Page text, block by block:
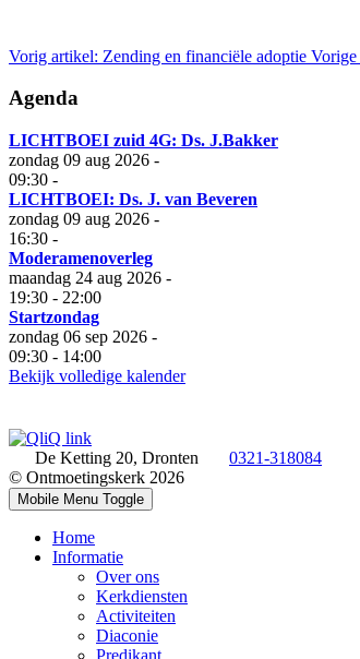
Vorig artikel: Zending en financiële adoptie Vorige
Agenda
LICHTBOEI zuid 4G: Ds. J.Bakker
zondag 09 aug 2026 -
09:30 -
LICHTBOEI: Ds. J. van Beveren
zondag 09 aug 2026 -
16:30 -
Moderamenoverleg
maandag 24 aug 2026 -
19:30 - 22:00
Startzondag
zondag 06 sep 2026 -
09:30 - 14:00
Bekijk volledige kalender
De Ketting 20, Dronten
0321-318084
© Ontmoetingskerk 2026
Mobile Menu Toggle
Home
Informatie
Over ons
Kerkdiensten
Activiteiten
Diaconie